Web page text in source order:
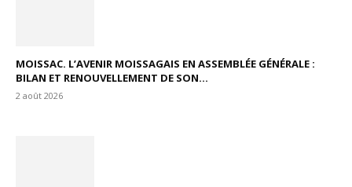
MOISSAC. L’AVENIR MOISSAGAIS EN ASSEMBLÉE GÉNÉRALE :
BILAN ET RENOUVELLEMENT DE SON...
2 août 2026